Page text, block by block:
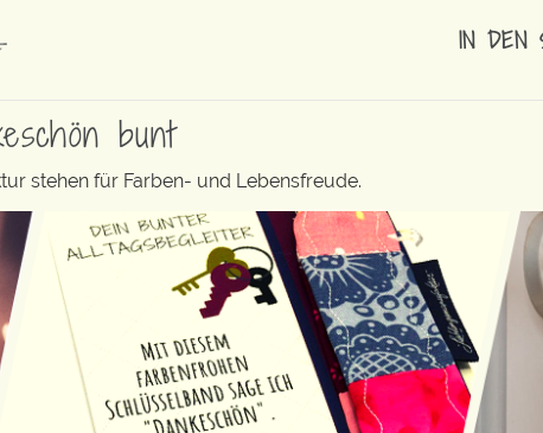
IN DEN
bunt
stehen für Farben- und Lebensfreude.